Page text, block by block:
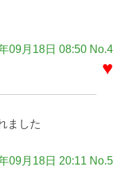
09月18日 08:50 No.4
♥
ました
09月18日 20:11 No.5